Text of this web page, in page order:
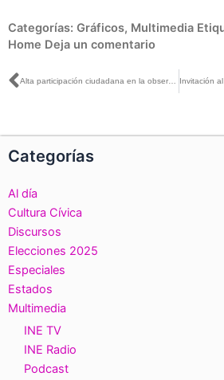
Categorías: Gráficos, Multimedia
Home Deja un comentario
Ant Alta participación ciudadana en la observación de elecciones 2017-2018
Categorías
Al día
Cultura Cívica
Discursos
Elecciones 2025
Especiales
Estados
Multimedia
INE TV
INE Radio
Podcast